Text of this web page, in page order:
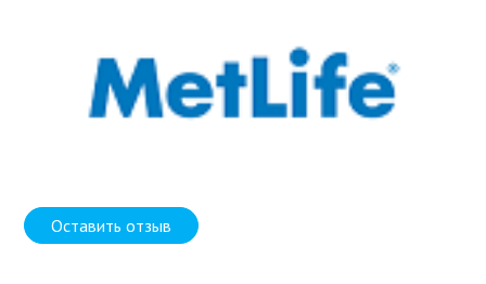
Оставить отзыв